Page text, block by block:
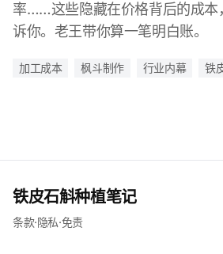
率……这些隐藏在价格背后的成本
诉你。老王带你算一笔明白账。
加工成本 枫斗制作 行业内幕 铁
铁皮石斛种植笔记
条款·隐私·免责